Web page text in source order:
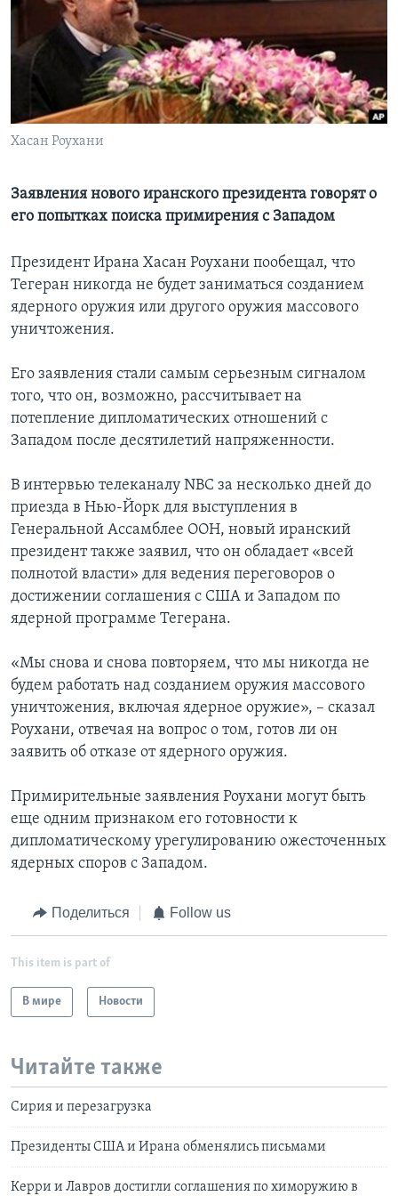
Learning English
СОЦИАЛЬНЫЕ СЕТИ
Хасан Роухани
Заявления нового иранского президента говорят о
его попытках поиска примирения с Западом
Президент Ирана Хасан Роухани пообещал, что
Тегеран никогда не будет заниматься созданием
ядерного оружия или другого оружия массового
уничтожения.
Его заявления стали самым серьезным сигналом
того, что он, возможно, рассчитывает на
потепление дипломатических отношений с
Западом после десятилетий напряженности.
В интервью телеканалу NBC за несколько дней до
приезда в Нью-Йорк для выступления в
Генеральной Ассамблее ООН, новый иранский
президент также заявил, что он обладает «всей
полнотой власти» для ведения переговоров о
достижении соглашения с США и Западом по
ядерной программе Тегерана.
«Мы снова и снова повторяем, что мы никогда не
будем работать над созданием оружия массового
уничтожения, включая ядерное оружие», – сказал
Роухани, отвечая на вопрос о том, готов ли он
заявить об отказе от ядерного оружия.
Примирительные заявления Роухани могут быть
еще одним признаком его готовности к
дипломатическому урегулированию ожесточенных
ядерных споров с Западом.
Поделиться Follow us
This item is part of
В мире Новости
Читайте также
Сирия и перезагрузка
Президенты США и Ирана обменялись письмами
Керри и Лавров достигли соглашения по химоружию в